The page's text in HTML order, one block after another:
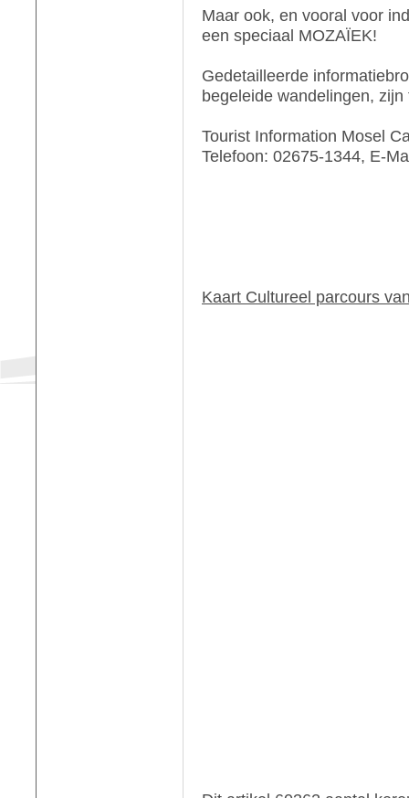
Maar ook, en vooral voor
een speciaal MOZAÏEK!
Gedetailleerde
begeleide wandelingen,
Tourist Information Mosel
Telefoon: 02675-1344, E-
Kaart Cultureel parcours